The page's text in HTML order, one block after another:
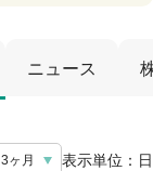
ニュース
3ヶ月 表示単位： 日